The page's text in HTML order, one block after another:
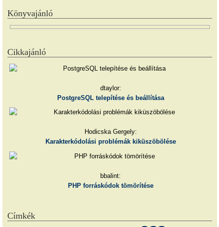
Könyvajánló
Cikkajánló
dtaylor:
PostgreSQL telepítése és beállítása
Hodicska Gergely:
Karakterkódolási problémák kiküszöbölése
bbalint:
PHP forráskódok tömörítése
Címkék